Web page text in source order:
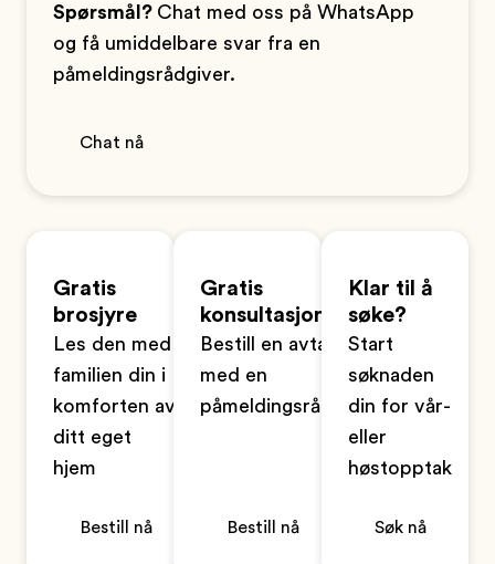
Spørsmål? Chat med oss på WhatsApp
og få umiddelbare svar fra en
påmeldingsrådgiver.
Chat nå
Gratis
brosjyre
Les den med
familien din i
komforten av
ditt eget
hjem
Bestill nå
Gratis
konsultasjon
Bestill en avtale
med en
påmeldingsrådgiver
Bestill nå
Klar til å
søke?
Start
søknaden
din for vår-
eller
høstopptak
Søk nå